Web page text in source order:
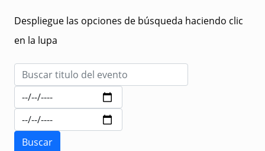
Despliegue las opciones de búsqueda haciendo clic
en la lupa